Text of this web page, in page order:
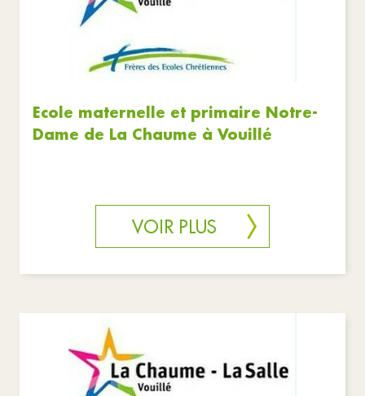
Ecole maternelle et primaire Notre-
Dame de La Chaume à Vouillé
VOIR PLUS